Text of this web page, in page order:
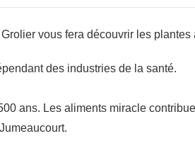
vous fera découvrir les plantes
des industries de la santé.
ans. Les aliments miracle